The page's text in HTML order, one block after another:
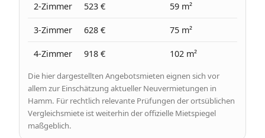
2-Zimmer 523 € 59 m²
3-Zimmer 628 € 75 m²
4-Zimmer 918 € 102 m²
Die hier dargestellten Angebotsmieten eignen sich vor
allem zur Einschätzung aktueller Neuvermietungen in
Hamm. Für rechtlich relevante Prüfungen der ortsüblichen
Vergleichsmiete ist weiterhin der offizielle Mietspiegel
maßgeblich.